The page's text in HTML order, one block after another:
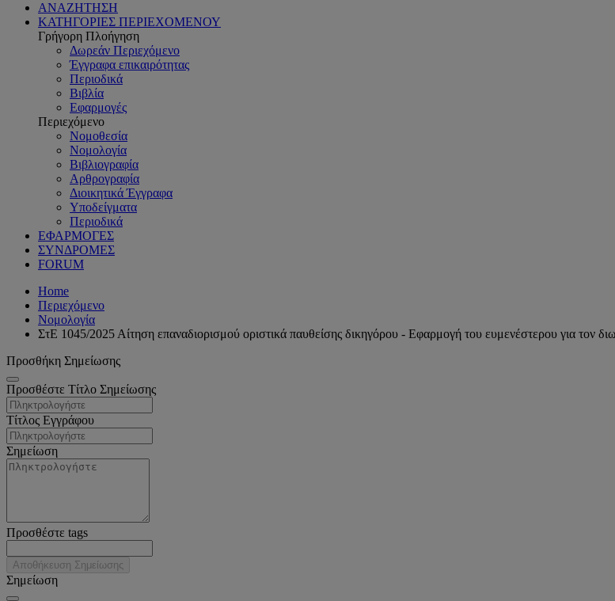
ΑΝΑΖΗΤΗΣΗ
ΚΑΤΗΓΟΡΙΕΣ ΠΕΡΙΕΧΟΜΕΝΟΥ
Γρήγορη Πλοήγηση
Δωρεάν Περιεχόμενο
Έγγραφα επικαιρότητας
Περιοδικά
Βιβλία
Εφαρμογές
Περιεχόμενο
Νομοθεσία
Νομολογία
Βιβλιογραφία
Αρθρογραφία
Διοικητικά Έγγραφα
Υποδείγματα
Περιοδικά
ΕΦΑΡΜΟΓΕΣ
ΣΥΝΔΡΟΜΕΣ
FORUM
Home
Περιεχόμενο
Νομολογία
ΣτΕ 1045/2025 Αίτηση επαναδιορισμού οριστικά παυθείσης δικηγόρου - Εφαρμογή του ευμενέστερου για τον
Προσθήκη Σημείωσης
Προσθέστε Τίτλο Σημείωσης
Τίτλος Εγγράφου
Σημείωση
Προσθέστε tags
Αποθήκευση Σημείωσης
Σημείωση